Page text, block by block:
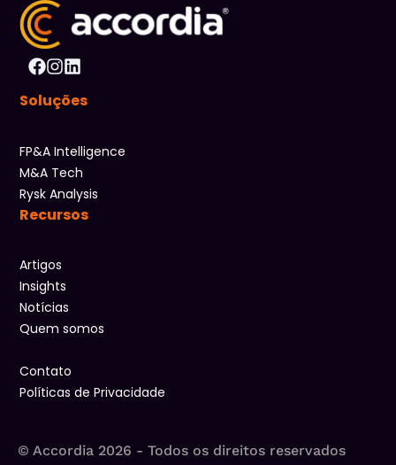
Soluções
FP&A Intelligence
M&A Tech
Rysk Analysis
Recursos
Artigos
Insights
Notícias
Quem somos
Contato
Políticas de Privacidade
© Accordia 2026 - Todos os direitos reservados​